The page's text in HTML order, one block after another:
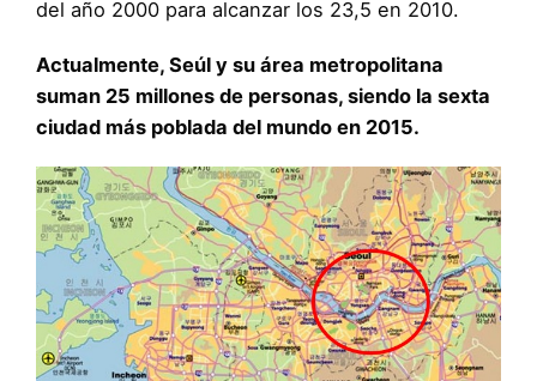
del año 2000 para alcanzar los 23,5 en 2010.
Actualmente, Seúl y su área metropolitana
suman 25 millones de personas, siendo la sexta
ciudad más poblada del mundo en 2015.